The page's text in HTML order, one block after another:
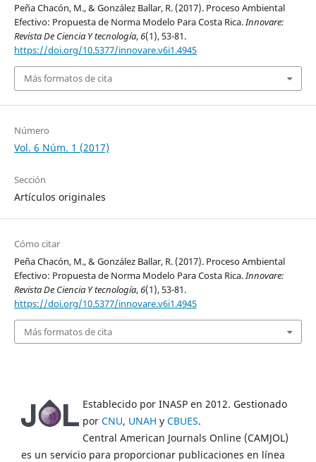
Peña Chacón, M., & González Ballar, R. (2017). Proceso Ambiental
Efectivo: Propuesta de Norma Modelo Para Costa Rica.Innovare:
Revista De Ciencia Y tecnología,6(1), 53-81.
https://doi.org/10.5377/innovare.v6i1.4945
Más formatos de cita
Número
Vol. 6 Núm. 1 (2017)
Sección
Artículos originales
Cómo citar
Peña Chacón, M., & González Ballar, R. (2017). Proceso Ambiental
Efectivo: Propuesta de Norma Modelo Para Costa Rica.Innovare:
Revista De Ciencia Y tecnología,6(1), 53-81.
https://doi.org/10.5377/innovare.v6i1.4945
Más formatos de cita
Establecido por INASP en 2012. Gestionado
por CNU, UNAH y CBUES.
Central American Journals Online (CAMJOL)
es un servicio para proporcionar publicaciones en línea